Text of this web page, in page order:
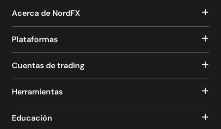
Acerca de NordFX
Plataformas
Cuentas de trading
Herramientas
Educación